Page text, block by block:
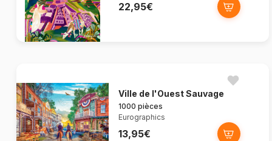
22,95€
Ville de l'Ouest Sauvage
1000 pièces
Eurographics
13,95€